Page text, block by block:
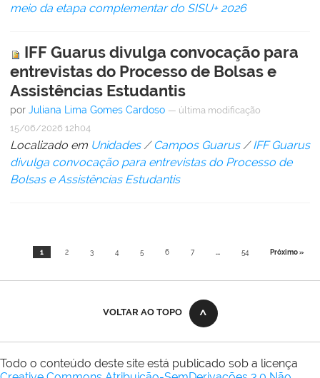
meio da etapa complementar do SISU+ 2026
IFF Guarus divulga convocação para
entrevistas do Processo de Bolsas e
Assistências Estudantis
por Juliana Lima Gomes Cardoso — última modificação
15/06/2026 12h04
Localizado em Unidades / Campos Guarus /IFF Guarus
divulga convocação para entrevistas do Processo de
Bolsas e Assistências Estudantis
1 2 3 4 5 6 7 ... 54 Próximo »
VOLTAR AO TOPO
Todo o conteúdo deste site está publicado sob a licença